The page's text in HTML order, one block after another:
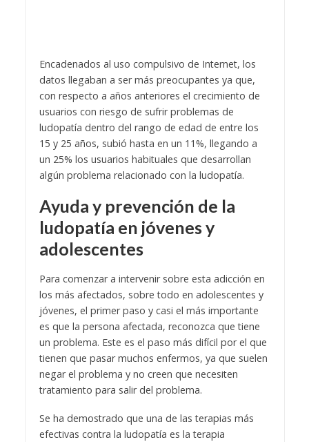
Encadenados al uso compulsivo de Internet, los
datos llegaban a ser más preocupantes ya que,
con respecto a años anteriores el crecimiento de
usuarios con riesgo de sufrir problemas de
ludopatía dentro del rango de edad de entre los
15 y 25 años, subió hasta en un 11%, llegando a
un 25% los usuarios habituales que desarrollan
algún problema relacionado con la ludopatía.
Ayuda y prevención de la
ludopatía en jóvenes y
adolescentes
Para comenzar a intervenir sobre esta adicción en
los más afectados, sobre todo en adolescentes y
jóvenes, el primer paso y casi el más importante
es que la persona afectada, reconozca que tiene
un problema. Este es el paso más difícil por el que
tienen que pasar muchos enfermos, ya que suelen
negar el problema y no creen que necesiten
tratamiento para salir del problema.
Se ha demostrado que una de las terapias más
efectivas contra la ludopatía es la terapia